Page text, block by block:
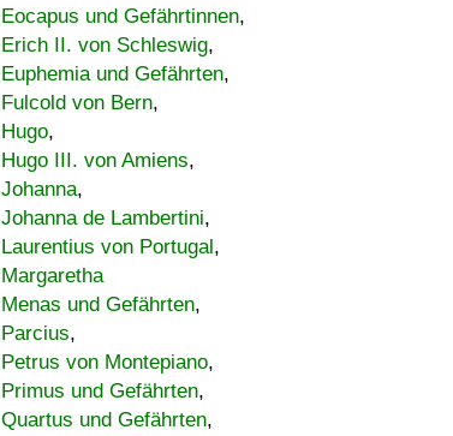
Eocapus und Gefährtinnen,
Erich II. von Schleswig,
Euphemia und Gefährten,
Fulcold von Bern,
Hugo,
Hugo III. von Amiens,
Johanna,
Johanna de Lambertini,
Laurentius von Portugal,
Margaretha
Menas und Gefährten,
Parcius,
Petrus von Montepiano,
Primus und Gefährten,
Quartus und Gefährten,